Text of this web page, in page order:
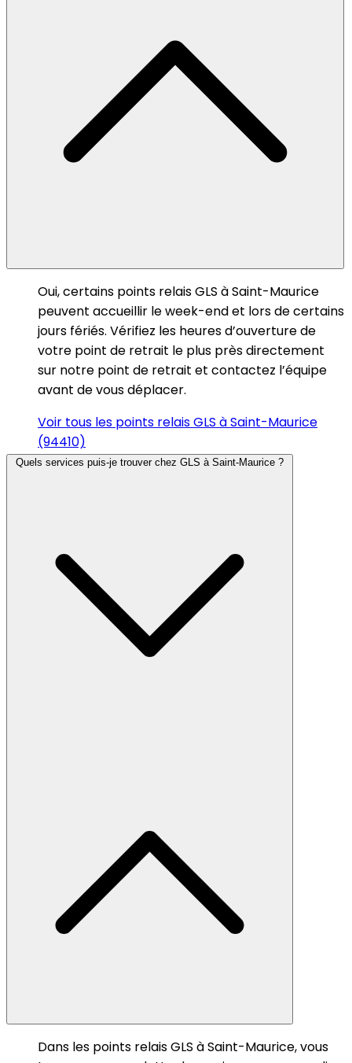
Oui, certains points relais GLS à Saint-Maurice
peuvent accueillir le week-end et lors de certains
jours fériés. Vérifiez les heures d’ouverture de
votre point de retrait le plus près directement
sur notre point de retrait et contactez l’équipe
avant de vous déplacer.
Voir tous les points relais GLS à Saint-Maurice
(94410)
Quels services puis-je trouver chez GLS à Saint-Maurice ?
Dans les points relais GLS à Saint-Maurice, vous